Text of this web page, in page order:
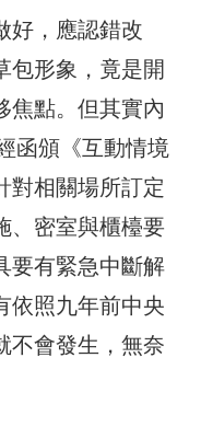
好，應認錯改
包形象，竟是開
焦點。但其實內
函頒《互動情境
對相關場所訂定
、密室與櫃檯要
要有緊急中斷解
依照九年前中央
不會發生，無奈